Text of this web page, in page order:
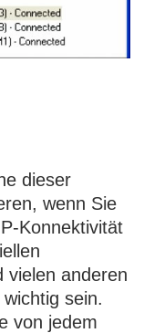
dieser
wenn Sie
Konnektivität
vielen anderen
sein.
von jedem